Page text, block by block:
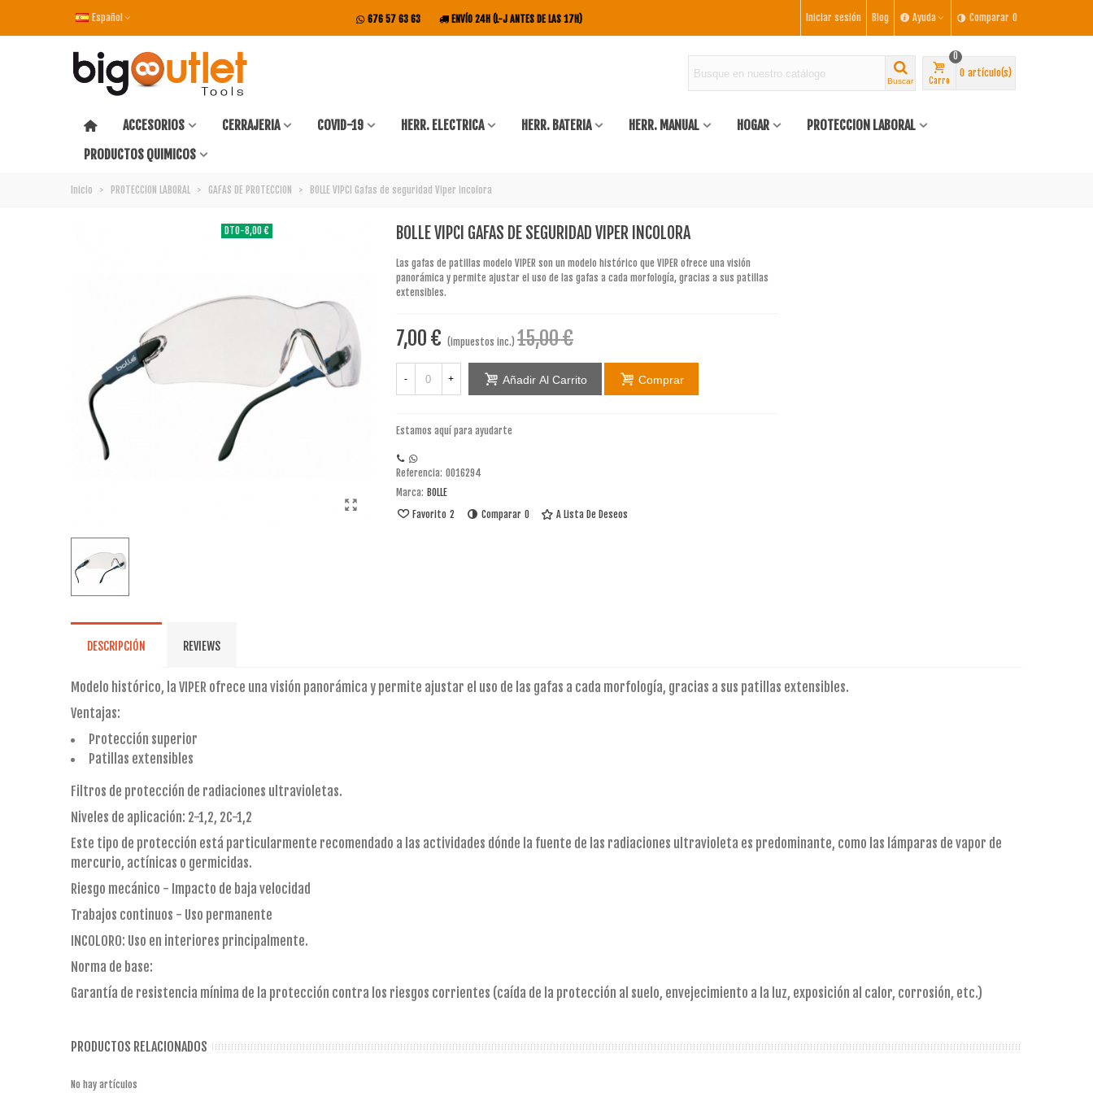
Español 676 57 63 63 ENVÍO 24H (L-J ANTES DE LAS 17H) Iniciar sesión Blog Ayuda Comparar 0
Buscar Carro
0
0 artículo(s)
ACCESORIOS CERRAJERIA COVID-19 HERR. ELECTRICA HERR. BATERIA HERR. MANUAL HOGAR
PROTECCION LABORAL
PRODUCTOS QUIMICOS
Inicio > PROTECCION LABORAL > GAFAS DE PROTECCION > BOLLE VIPCI Gafas de seguridad Viper incolora
DTO-8,00 € BOLLE VIPCI GAFAS DE SEGURIDAD VIPER INCOLORA
Las gafas de patillas modelo VIPER son un modelo histórico que VIPER ofrece una visión
panorámica y permite ajustar el uso de las gafas a cada morfología, gracias a sus patillas
extensibles.
7,00 € (impuestos inc.) 15,00 €
- + Añadir Al Carrito Comprar
Estamos aquí para ayudarte
Referencia: 0016294
Marca: BOLLE
Favorito 2 Comparar 0 A Lista De Deseos
DESCRIPCIÓN REVIEWS
Modelo histórico, la VIPER ofrece una visión panorámica y permite ajustar el uso de las gafas a cada morfología, gracias a sus patillas extensibles.
Ventajas:
Protección superior
Patillas extensibles
Filtros de protección de radiaciones ultravioletas.
Niveles de aplicación: 2-1,2, 2C-1,2
Este tipo de protección está particularmente recomendado a las actividades dónde la fuente de las radiaciones ultravioleta es predominante, como las lámparas de vapor de
mercurio, actínicas o germicidas.
Riesgo mecánico - Impacto de baja velocidad
Trabajos continuos - Uso permanente
INCOLORO: Uso en interiores principalmente.
Norma de base:
Garantía de resistencia mínima de la protección contra los riesgos corrientes (caída de la protección al suelo, envejecimiento a la luz, exposición al calor, corrosión, etc.)
PRODUCTOS RELACIONADOS
No hay artículos